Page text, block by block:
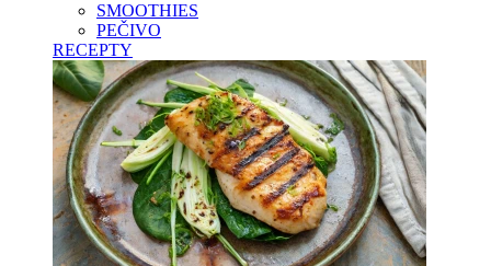
SMOOTHIES
PEČIVO
RECEPTY